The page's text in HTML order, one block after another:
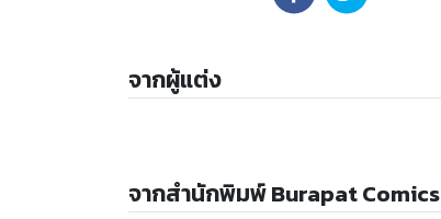
จากผู้แต่ง
จากสำนักพิมพ์ Burapat Comics